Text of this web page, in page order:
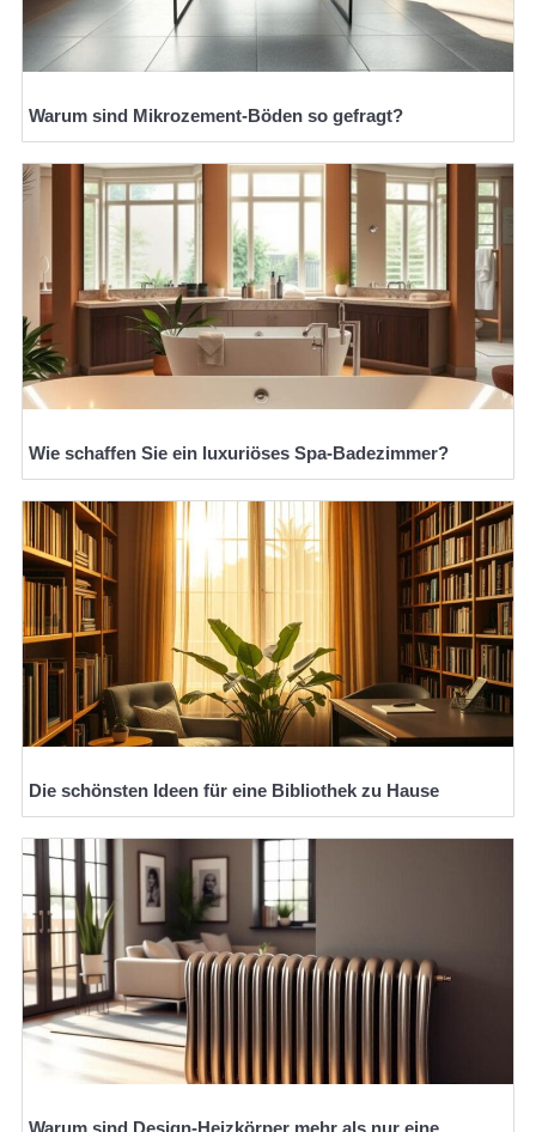
Warum sind Mikrozement-Böden so gefragt?
Wie schaffen Sie ein luxuriöses Spa-Badezimmer?
Die schönsten Ideen für eine Bibliothek zu Hause